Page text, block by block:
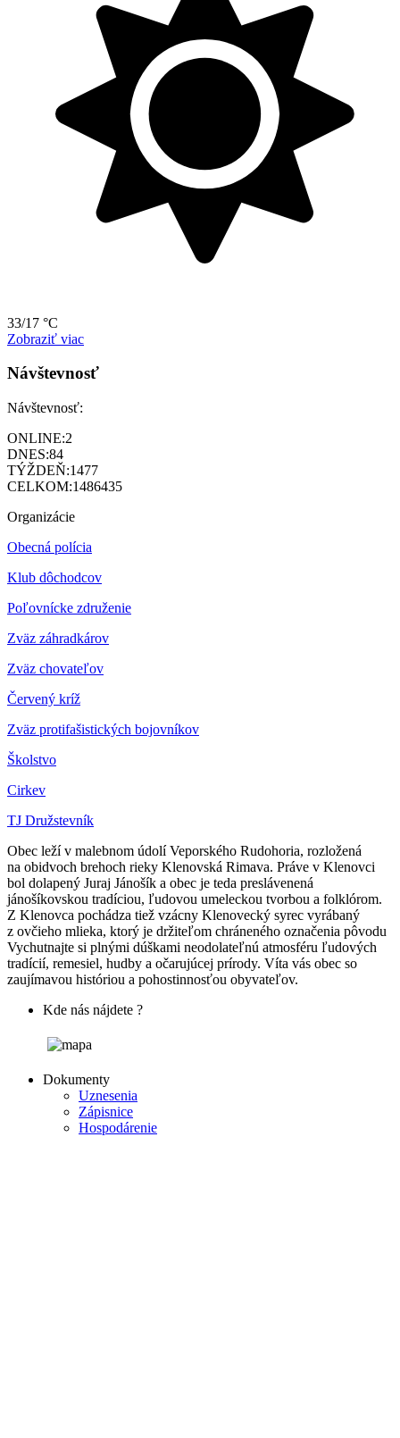
33/17 °C
Zobraziť viac
Návštevnosť
Návštevnosť:
ONLINE:2
DNES:84
TÝŽDEŇ:1477
CELKOM:1486435
Organizácie
Obecná polícia
Klub dôchodcov
Poľovnícke združenie
Zväz záhradkárov
Zväz chovateľov
Červený kríž
Zväz protifašistických bojovníkov
Školstvo
Cirkev
TJ Družstevník
Obec leží v malebnom údolí Veporského Rudohoria, rozložená
na obidvoch brehoch rieky Klenovská Rimava. Práve v Klenovci
bol dolapený Juraj Jánošík a obec je teda preslávenená
jánošíkovskou tradíciou, ľudovou umeleckou tvorbou a folklórom.
Z Klenovca pochádza tiež vzácny Klenovecký syrec vyrábaný
z ovčieho mlieka, ktorý je držiteľom chráneného označenia pôvodu
Vychutnajte si plnými dúškami neodolateľnú atmosféru ľudových
tradícií, remesiel, hudby a očarujúcej prírody. Víta vás obec so
zaujímavou históriou a pohostinnosťou obyvateľov.
Kde nás nájdete ?
Dokumenty
Uznesenia
Zápisnice
Hospodárenie